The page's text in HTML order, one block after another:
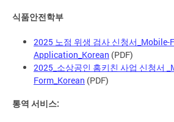
식품안전학부
2025 노점 위생 검사 신청서_Mobile-
Application_Korean (PDF)
2025_소상공인 홈키친 사업 신청서
Form_Korean (PDF)
통역 서비스: